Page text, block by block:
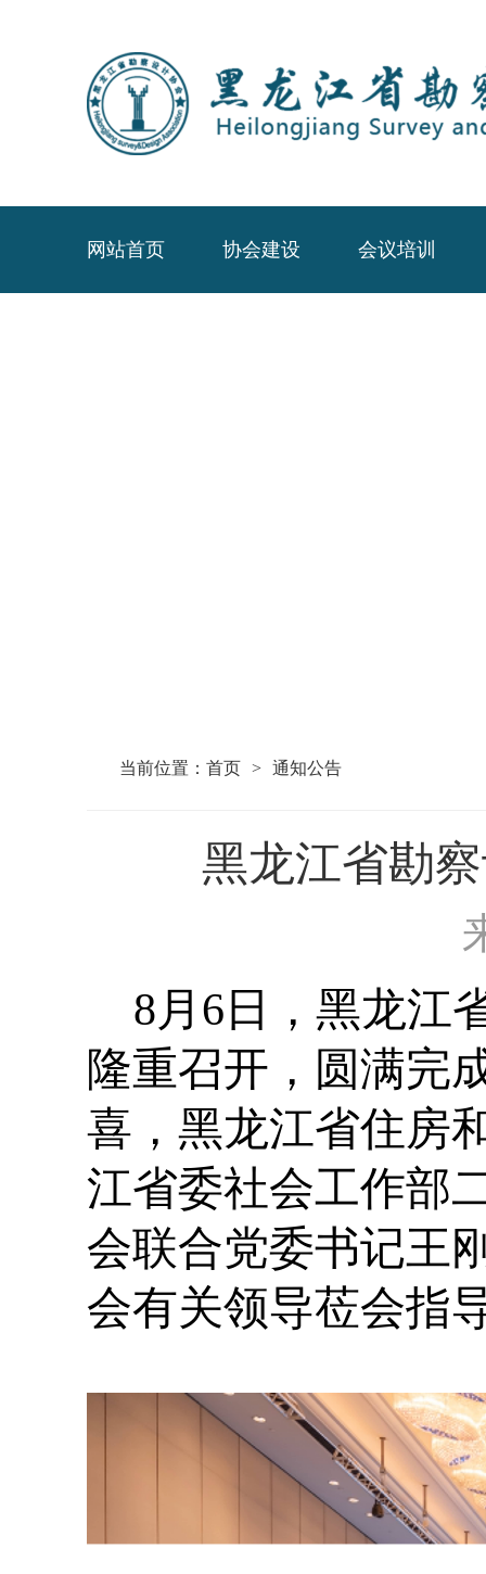
网站首页 协会建设 会议培训
当前位置： 首页 > 通知公告
黑龙江省勘
8月6日，黑龙江
隆重召开，圆满完
喜，黑龙江省住房
江省委社会工作部
会联合党委书记王
会有关领导莅会指